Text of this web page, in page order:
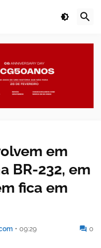
em
BR-232, em
fica em
• 09:29 0